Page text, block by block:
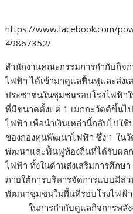
https://www.facebook.com/
49867352/
สำนักงานคณะกรรมการกำกับกิจ
ไฟฟ้า ได้เข้ามาดูแลฟื้นฟูและส่ง
ประชาชนในชุมชนรอบโรงไฟฟ้า
ที่มีขนาดตั้งแต่ 1 เมกกะวัตต์ขึ้นไ
ไฟฟ้า เพื่อนำเงินเหล่านี้กลับไปใ
ของกองทุนพัฒนาไฟฟ้า ซึ่ง 1 ใน
พัฒนาและฟื้นฟูท้องถิ่นที่ได้รับผลก
ไฟฟ้า ทั้งในด้านส่งเสริมการศึก
ภายใต้การบริหารจัดการแบบมีส่
พัฒนาชุมชนในพื้นที่รอบโรงไฟฟ้า
ในการกำกับดูแลกิจการพลัง